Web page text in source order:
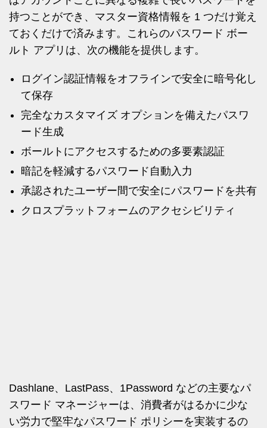
持つことができ、マスター資格情報を 1 つだけ覚え
ておくだけで済みます。これらのパスワード ボー
ルト アプリは、次の機能を提供します。
ログイン認証情報をオフラインで安全に暗号化し
て保存
完全なカスタマイズ オプションを備えたパスワ
ード生成
ボールトにアクセスするための多要素認証
暗記を軽減するパスワード自動入力
承認されたユーザー間で安全にパスワードを共有
クロスプラットフォームのアクセシビリティ
Dashlane、LastPass、1Password などの主要なパ
スワード マネージャーは、消費者がはるかに少な
い労力で堅牢なパスワード ポリシーを実装するの